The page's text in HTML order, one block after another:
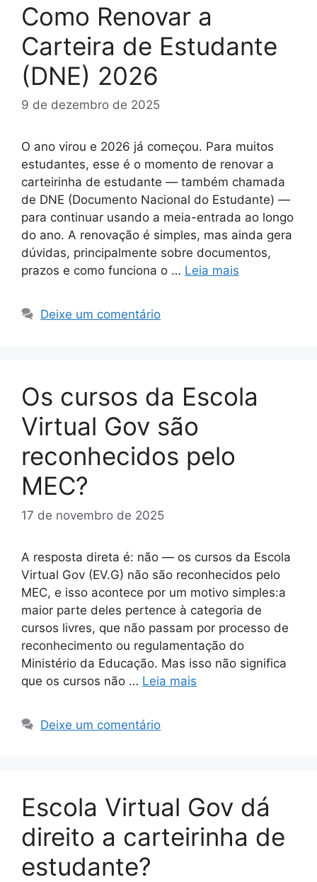
Como Renovar a
Carteira de Estudante
(DNE) 2026
9 de dezembro de 2025
O ano virou e 2026 já começou. Para muitos
estudantes, esse é o momento de renovar a
carteirinha de estudante — também chamada
de DNE (Documento Nacional do Estudante) —
para continuar usando a meia-entrada ao longo
do ano. A renovação é simples, mas ainda gera
dúvidas, principalmente sobre documentos,
prazos e como funciona o … Leia mais
Deixe um comentário
Os cursos da Escola
Virtual Gov são
reconhecidos pelo
MEC?
17 de novembro de 2025
A resposta direta é: não — os cursos da Escola
Virtual Gov (EV.G) não são reconhecidos pelo
MEC, e isso acontece por um motivo simples:a
maior parte deles pertence à categoria de
cursos livres, que não passam por processo de
reconhecimento ou regulamentação do
Ministério da Educação. Mas isso não significa
que os cursos não … Leia mais
Deixe um comentário
Escola Virtual Gov dá
direito a carteirinha de
estudante?